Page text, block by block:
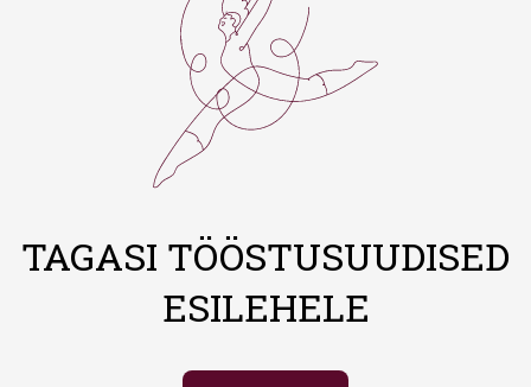
TAGASI TÖÖSTUSUUDISED
ESILEHELE